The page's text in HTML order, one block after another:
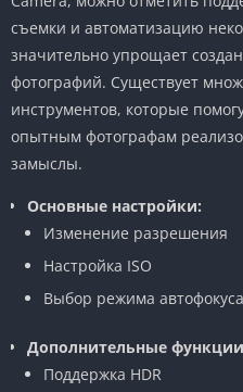
съемки и автоматизацию
значительно упрощает
фотографий. Существует
инструментов, которые
опытным фотографам
замыслы.
Основные настройки:
Изменение разрешения
Настройка ISO
Выбор режима автофокуса
Дополнительные
Поддержка HDR